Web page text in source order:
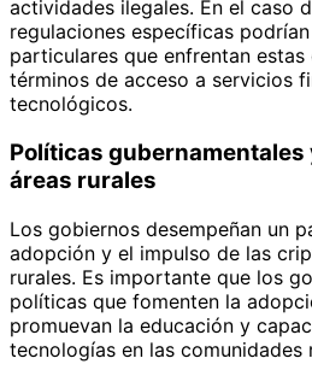
actividades ilegales. En el caso
regulaciones específicas
particulares que enfrentan estas
términos de acceso a servicios
tecnológicos.
Políticas
áreas rurales
Los gobiernos desempeñan un
adopción y el impulso de las
rurales. Es importante que los
políticas que fomenten la
promuevan la educación y
tecnologías en las comunidades